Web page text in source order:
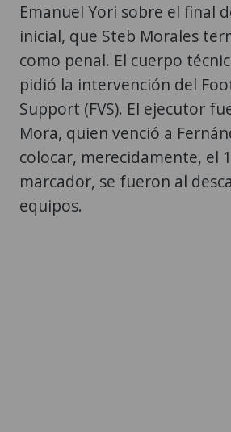
Emanuel Yori sobre el final
inicial, que Steb Morales
como penal. El cuerpo
pidió la intervención del
Support (FVS). El ejecutor
Mora, quien venció a
colocar, merecidamente, el
marcador, se fueron al
equipos.